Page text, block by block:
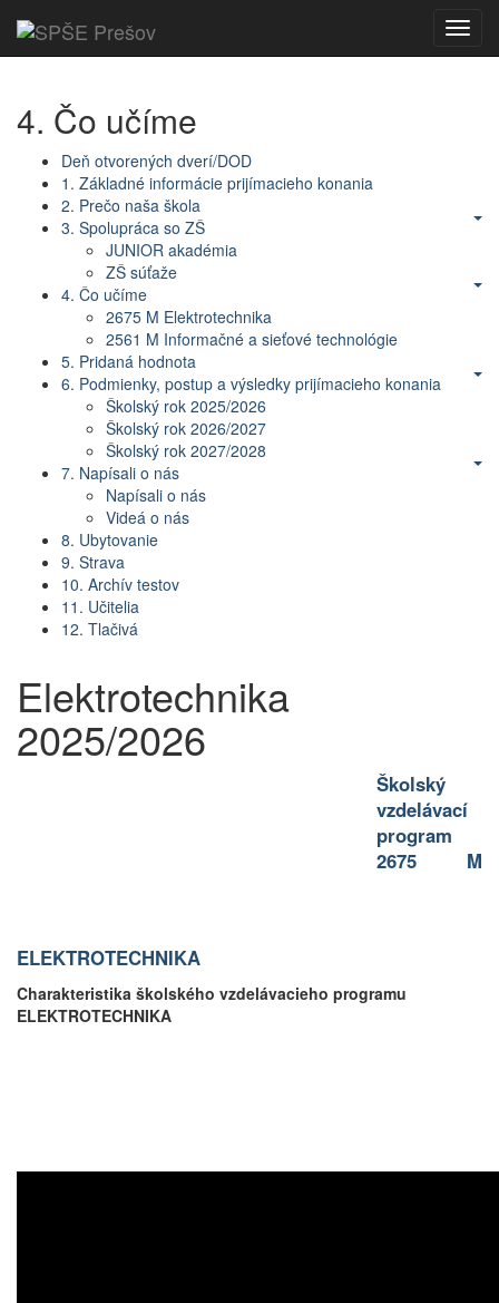
4. Čo učíme
Deň otvorených dverí/DOD
1. Základné informácie prijímacieho konania
2. Prečo naša škola
3. Spolupráca so ZŠ
JUNIOR akadémia
ZŠ súťaže
4. Čo učíme
2675 M Elektrotechnika
2561 M Informačné a sieťové technológie
5. Pridaná hodnota
6. Podmienky, postup a výsledky prijímacieho konania
Školský rok 2025/2026
Školský rok 2026/2027
Školský rok 2027/2028
7. Napísali o nás
Napísali o nás
Videá o nás
8. Ubytovanie
9. Strava
10. Archív testov
11. Učitelia
12. Tlačivá
Elektrotechnika
2025/2026
Školský
vzdelávací
program
2675 M
ELEKTROTECHNIKA
Charakteristika školského vzdelávacieho programu
ELEKTROTECHNIKA